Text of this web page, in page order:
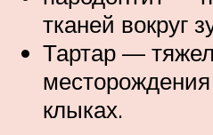
тканей вокруг
Тартар —
клыках.